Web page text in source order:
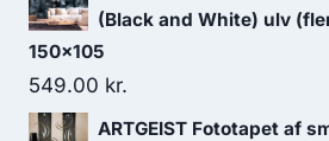
(Black and White) ulv
150x105
549.00 kr.
ARTGEIST Fototapet af